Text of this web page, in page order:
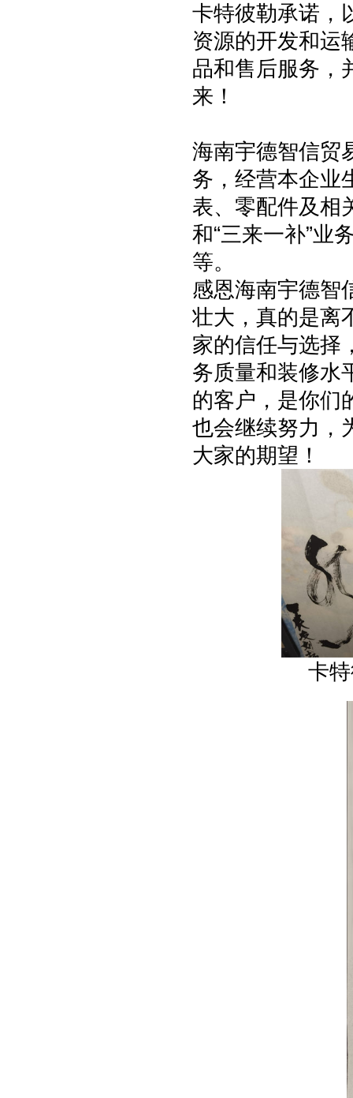
卡特彼勒承诺，
资源的开发和运
品和售后服务，
来！
海南宇德智信贸
务，经营本企业
表、零配件及相
和“三来一补”业
等。
感恩海南宇德智
壮大，真的是离
家的信任与选择
务质量和装修水
的客户，是你们
也会继续努力，
大家的期望！
卡